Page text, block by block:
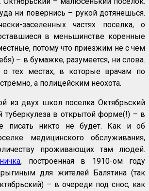
ни повернись – рукой дотянешься.
заселенных частях поселка, о
в меньшинстве коренные
потому что приезжим не с чем
– в бумажке, разумеется, ни слова.
тех местах, в которые врачам по
а полицейским неохота.
из двух школ поселка Октябрьский
туберкулеза в открытой форме(!) – в
писать никто не будет. Как и об
медицинского обслуживания,
проживающих там людей.
, построенная в 1910-ом году
для жителей Балятина (так
– в очереди под снос, как